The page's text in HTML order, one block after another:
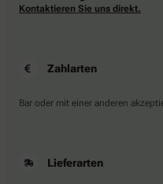
Kontaktieren Sie uns direkt.
Zahlarten
Bar oder mit einer anderen
Lieferarten